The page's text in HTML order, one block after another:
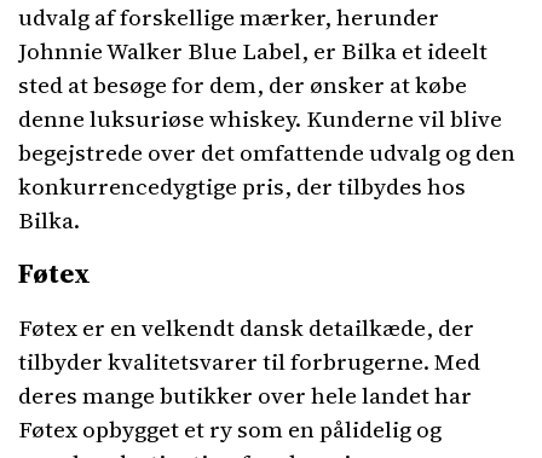
udvalg af forskellige mærker, herunder
Johnnie Walker Blue Label, er Bilka et ideelt
sted at besøge for dem, der ønsker at købe
denne luksuriøse whiskey. Kunderne vil blive
begejstrede over det omfattende udvalg og den
konkurrencedygtige pris, der tilbydes hos
Bilka.
Føtex
Føtex er en velkendt dansk detailkæde, der
tilbyder kvalitetsvarer til forbrugerne. Med
deres mange butikker over hele landet har
Føtex opbygget et ry som en pålidelig og